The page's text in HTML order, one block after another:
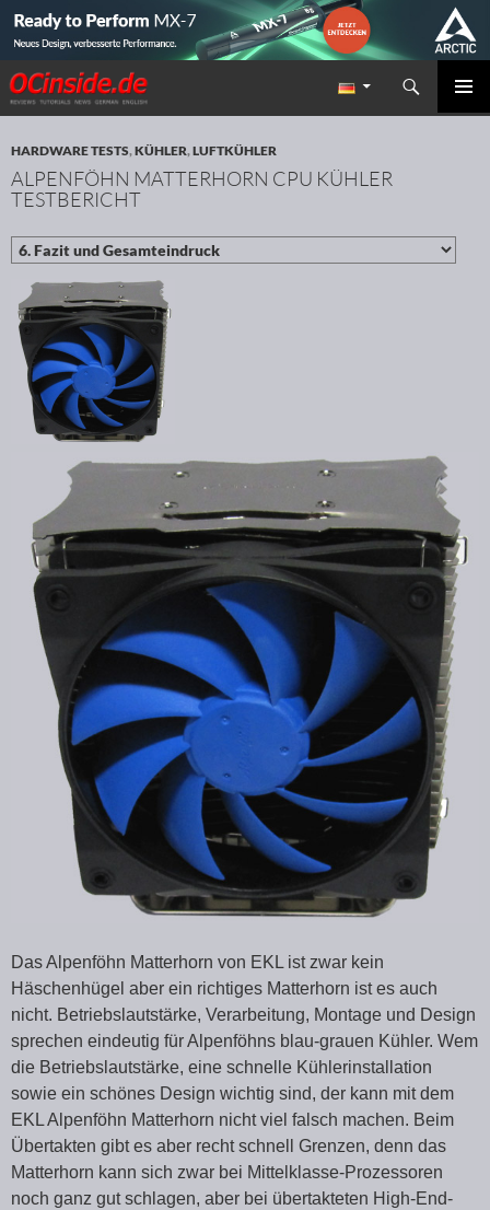
Redaktion ocinside.de PC Hardware Portal
Suchen
ZUM INHALT SPRINGEN
HARDWARE TESTS,KÜHLER,LUFTKÜHLER
ALPENFÖHN MATTERHORN CPU KÜHLER
TESTBERICHT
Das Alpenföhn Matterhorn von EKL ist zwar kein
Häschenhügel aber ein richtiges Matterhorn ist es auch
nicht. Betriebslautstärke, Verarbeitung, Montage und Design
sprechen eindeutig für Alpenföhns blau-grauen Kühler. Wem
die Betriebslautstärke, eine schnelle Kühlerinstallation
sowie ein schönes Design wichtig sind, der kann mit dem
EKL Alpenföhn Matterhorn nicht viel falsch machen. Beim
Übertakten gibt es aber recht schnell Grenzen, denn das
Matterhorn kann sich zwar bei Mittelklasse-Prozessoren
noch ganz gut schlagen, aber bei übertakteten High-End-